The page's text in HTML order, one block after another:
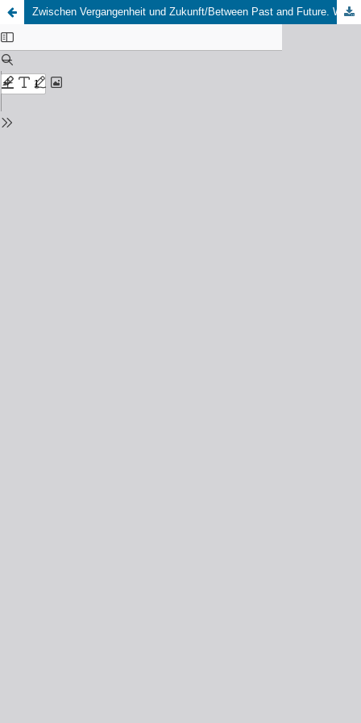
Zwischen Vergangenheit und Zukunft/Between Past and Future. Workshop zum 25. Jubiläum von HannahArendt.net. 4.05.2024, Freie Universität Berlin. (Evelyn Höfer)